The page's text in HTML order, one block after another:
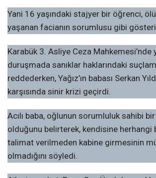
Yani 16 yaşındaki stajyer bir öğrenci,
yaşanan facianın sorumlusu gibi
Karabük 3. Asliye Ceza Mahkemesi’nde
duruşmada sanıklar haklarındaki
reddederken, Yağız’ın babası Serkan
karşısında sinir krizi geçirdi.
Acılı baba, oğlunun sorumluluk sahibi
olduğunu belirterek, kendisine herhangi
talimat verilmeden kabine girmesinin
olmadığını söyledi.